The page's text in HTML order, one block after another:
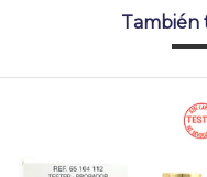
También